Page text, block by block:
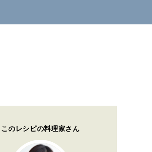
このレシピの料理家さん